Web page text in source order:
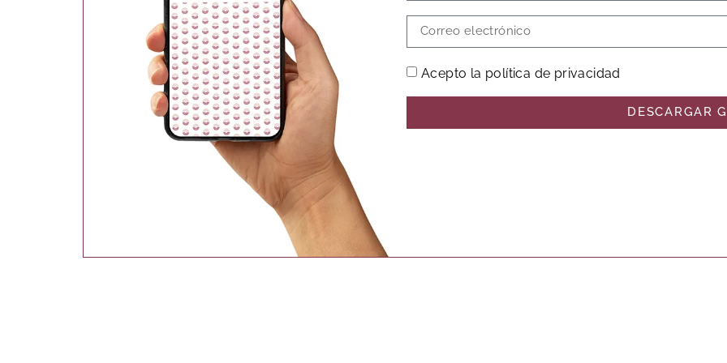
Acepto la política de privacidad
DESCARGAR